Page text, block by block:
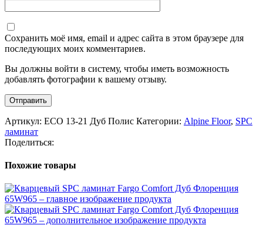
Сохранить моё имя, email и адрес сайта в этом браузере для
последующих моих комментариев.
Вы должны войти в систему, чтобы иметь возможность
добавлять фотографии к вашему отзыву.
Артикул: ECO 13-21 Дуб Полис Категории: Alpine Floor, SPC
ламинат
Поделиться:
Похожие товары